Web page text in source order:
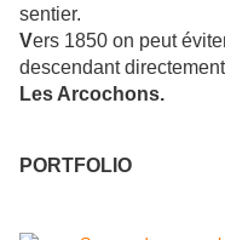
sentier.
Vers 1850 on peut
descendant
Les Arcochons.
PORTFOLIO